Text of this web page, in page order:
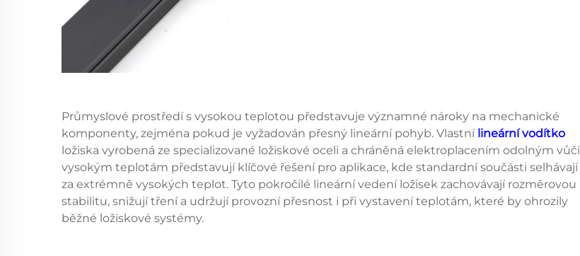
Průmyslové prostředí s vysokou teplotou představuje významné nároky na mechanické
komponenty, zejména pokud je vyžadován přesný lineární pohyb. Vlastní lineární vodítko
ložiska vyrobená ze specializované ložiskové oceli a chráněná elektroplacením odolným vůči
vysokým teplotám představují klíčové řešení pro aplikace, kde standardní součásti selhávají
za extrémně vysokých teplot. Tyto pokročilé lineární vedení ložisek zachovávají rozměrovou
stabilitu, snižují tření a udržují provozní přesnost i při vystavení teplotám, které by ohrozily
běžné ložiskové systémy.